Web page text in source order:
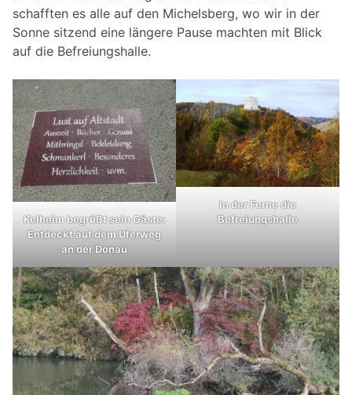
schafften es alle auf den Michelsberg, wo wir in der
Sonne sitzend eine längere Pause machten mit Blick
auf die Befreiungshalle.
Kelheim begrüßt sein Gäste:
Entdeckt auf dem Uferweg
an der Donau
In der Ferne die
Befreiungshalle